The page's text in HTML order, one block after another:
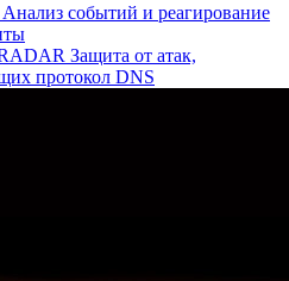
Анализ событий и реагирование
Защита от атак,
протокол DNS